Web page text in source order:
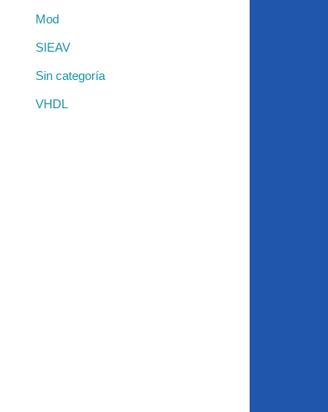
Mod
SIEAV
Sin categoría
VHDL